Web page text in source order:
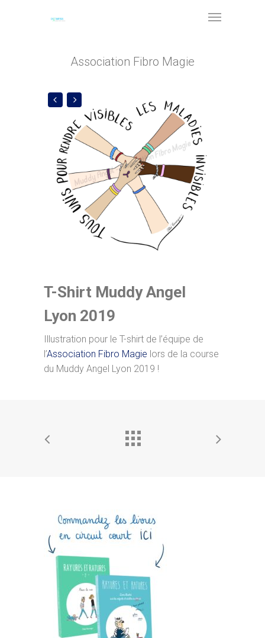
Association Fibro Magie
T-Shirt Muddy Angel
Lyon 2019
Illustration pour le T-shirt de l’équipe de
l’Association Fibro Magie lors de la course
du Muddy Angel Lyon 2019 !